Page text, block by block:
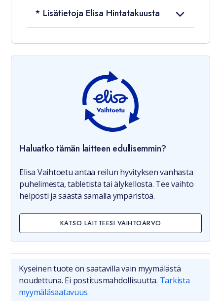
* Lisätietoja Elisa Hintatakuusta
Haluatko tämän laitteen edullisemmin?
Elisa Vaihtoetu antaa reilun hyvityksen vanhasta
puhelimesta, tabletista tai älykellosta. Tee vaihto
helposti ja säästä samalla ympäristöä.
KATSO LAITTEESI VAIHTOARVO
Kyseinen tuote on saatavilla vain myymälästä
noudettuna. Ei postitusmahdollisuutta. Tarkista
myymäläsaatavuus